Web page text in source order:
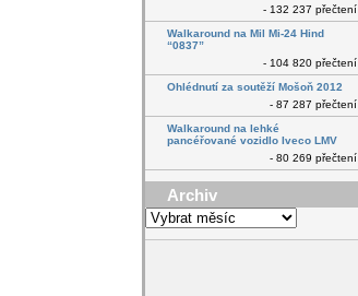
- 132 237 přečtení
Walkaround na Mil Mi-24 Hind
“0837”
- 104 820 přečtení
Ohlédnutí za soutěží Mošoň 2012
- 87 287 přečtení
Walkaround na lehké
pancéřované vozidlo Iveco LMV
- 80 269 přečtení
Archiv
Archiv